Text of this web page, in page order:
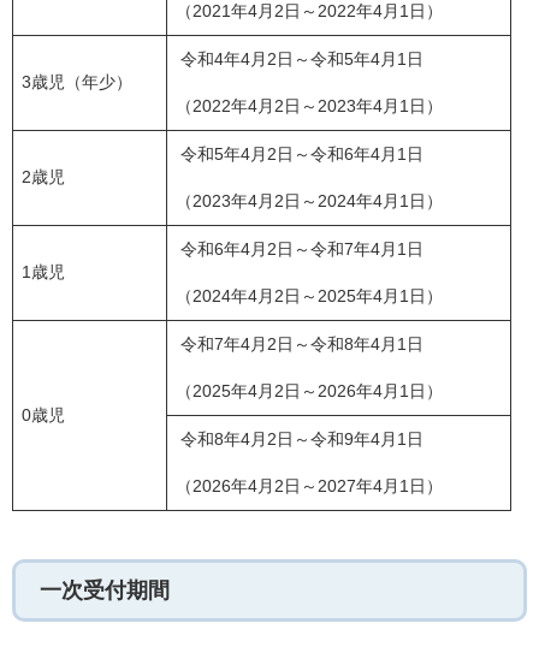
（2021年4月2日～2022年4月1日）
3歳児（年少）
令和4年4月2日～令和5年4月1日
（2022年4月2日～2023年4月1日）
2歳児
令和5年4月2日～令和6年4月1日
（2023年4月2日～2024年4月1日）
1歳児
令和6年4月2日～令和7年4月1日
（2024年4月2日～2025年4月1日）
0歳児
令和7年4月2日～令和8年4月1日
（2025年4月2日～2026年4月1日）
令和8年4月2日～令和9年4月1日
（2026年4月2日～2027年4月1日）
一次受付期間